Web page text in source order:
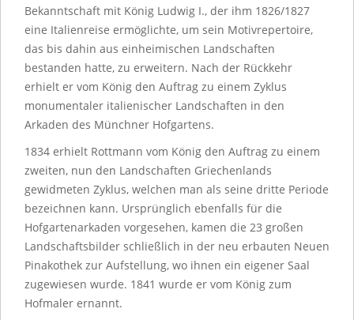
Bekanntschaft mit König Ludwig I., der ihm 1826/1827
eine Italienreise ermöglichte, um sein Motivrepertoire,
das bis dahin aus einheimischen Landschaften
bestanden hatte, zu erweitern. Nach der Rückkehr
erhielt er vom König den Auftrag zu einem Zyklus
monumentaler italienischer Landschaften in den
Arkaden des Münchner Hofgartens.
1834 erhielt Rottmann vom König den Auftrag zu einem
zweiten, nun den Landschaften Griechenlands
gewidmeten Zyklus, welchen man als seine dritte Periode
bezeichnen kann. Ursprünglich ebenfalls für die
Hofgartenarkaden vorgesehen, kamen die 23 großen
Landschaftsbilder schließlich in der neu erbauten Neuen
Pinakothek zur Aufstellung, wo ihnen ein eigener Saal
zugewiesen wurde. 1841 wurde er vom König zum
Hofmaler ernannt.